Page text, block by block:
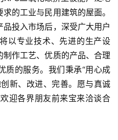
的工业与民用建筑的屋面。
投入市场后，深受广大用户
以专业技术、先进的生产设
作工艺、优质的产品、合理
质的服务。我们秉承“用心成
新、改进、完善。愿与真诚
迎各界朋友前来宝来洽谈合